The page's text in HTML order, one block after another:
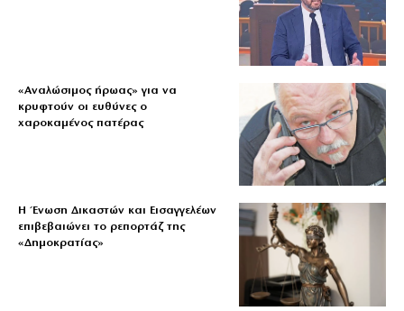
«Aναλώσιμος ήρωας» για να
κρυφτούν οι ευθύνες ο
χαροκαμένος πατέρας
Η Ένωση Δικαστών και Εισαγγελέων
επιβεβαιώνει το ρεπορτάζ της
«Δημοκρατίας»